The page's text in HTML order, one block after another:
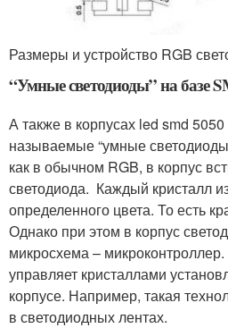
Размеры и устройство RGB
“Умные светодиоды” на базе
А также в корпусах led smd 5050
называемые “умные
как в обычном RGB, в корпус
светодиода. Каждый кристалл
определенного цвета. То есть
Однако при этом в корпус
микросхема –
управляет кристаллами
корпусе. Например, такая
в светодиодных лентах.